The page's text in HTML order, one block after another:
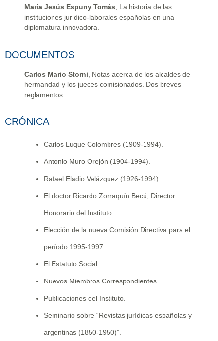
María Jesús Espuny Tomás, La historia de las
instituciones jurídico-laborales españolas en una
diplomatura innovadora.
DOCUMENTOS
Carlos Mario Storni , Notas acerca de los alcaldes de
hermandad y los jueces comisionados. Dos breves
reglamentos.
CRÓNICA
Carlos Luque Colombres (1909-1994).
Antonio Muro Orejón (1904-1994).
Rafael Eladio Velázquez (1926-1994).
El doctor Ricardo Zorraquín Becú, Director
Honorario del Instituto.
Elección de la nueva Comisión Directiva para el
período 1995-1997.
El Estatuto Social.
Nuevos Miembros Correspondientes.
Publicaciones del Instituto.
Seminario sobre “Revistas jurídicas españolas y
argentinas (1850-1950)”.